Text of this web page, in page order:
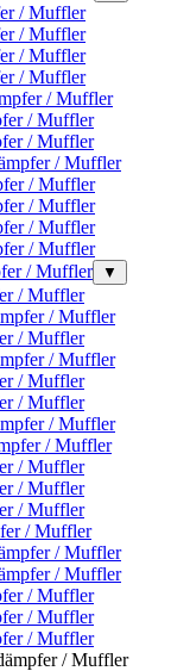
/ Muffler
/ Muffler
/ Muffler
/ Muffler
/ Muffler
/ Muffler
/ Muffler
/ Muffler
/ Muffler
/ Muffler
/ Muffler
/ Muffler
/ Muffler
▼
/ Muffler
/ Muffler
/ Muffler
/ Muffler
/ Muffler
/ Muffler
/ Muffler
/ Muffler
/ Muffler
/ Muffler
/ Muffler
/ Muffler
/ Muffler
/ Muffler
/ Muffler
/ Muffler
/ Muffler
/ Muffler